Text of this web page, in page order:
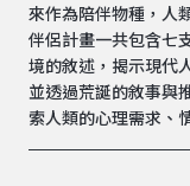
來作為陪伴物種，人
伴侶計畫一共包含七
境的敘述，揭示現代
並透過荒誕的敘事與
索人類的心理需求、